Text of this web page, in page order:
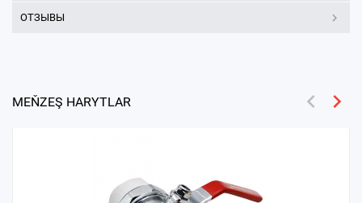
ОТЗЫВЫ
MEŇZEŞ HARYTLAR